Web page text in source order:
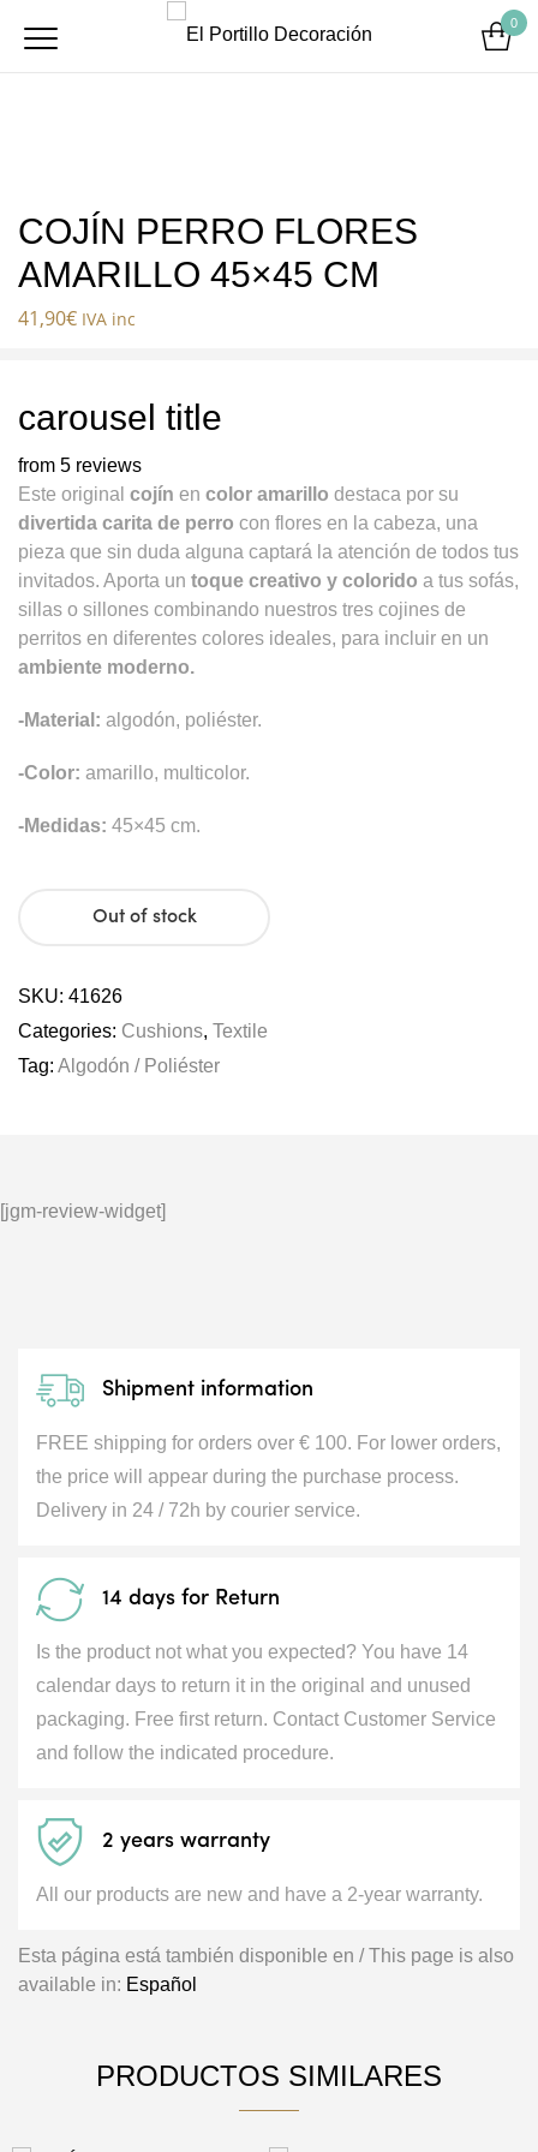
0
COJÍN PERRO FLORES
AMARILLO 45×45 CM
41,90€ IVA inc
carousel title
from 5 reviews
Este original cojín en color amarillo destaca por su
divertida carita de perro con flores en la cabeza, una
pieza que sin duda alguna captará la atención de todos tus
invitados. Aporta un toque creativo y colorido a tus sofás,
sillas o sillones combinando nuestros tres cojines de
perritos en diferentes colores ideales, para incluir en un
ambiente moderno.
-Material: algodón, poliéster.
-Color: amarillo, multicolor.
-Medidas: 45×45 cm.
Out of stock
SKU: 41626
Categories: Cushions, Textile
Tag: Algodón / Poliéster
[jgm-review-widget]
Shipment information
FREE shipping for orders over € 100. For lower orders,
the price will appear during the purchase process.
Delivery in 24 / 72h by courier service.
14 days for Return
Is the product not what you expected? You have 14
calendar days to return it in the original and unused
packaging. Free first return. Contact Customer Service
and follow the indicated procedure.
2 years warranty
All our products are new and have a 2-year warranty.
Esta página está también disponible en / This page is also
available in: Español
PRODUCTOS SIMILARES